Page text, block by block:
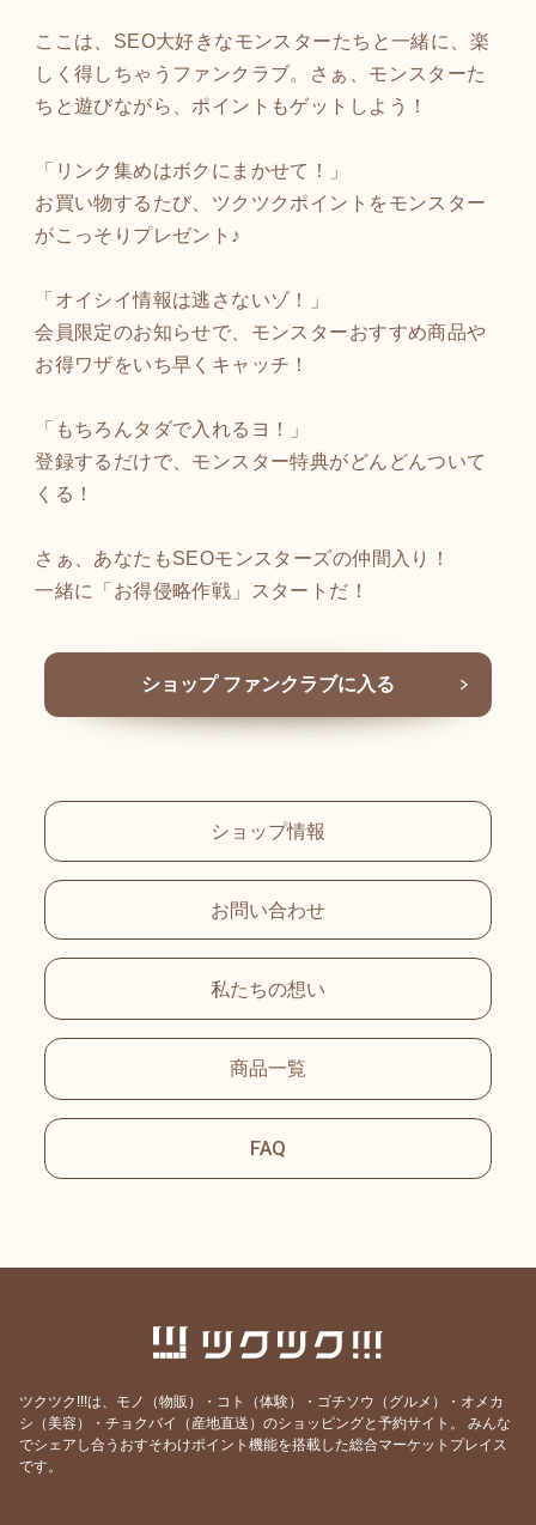
ここは、SEO大好きなモンスターたちと一緒に、楽
しく得しちゃうファンクラブ。さぁ、モンスターた
ちと遊びながら、ポイントもゲットしよう！
「リンク集めはボクにまかせて！」
お買い物するたび、ツクツクポイントをモンスター
がこっそりプレゼント♪
「オイシイ情報は逃さないゾ！」
会員限定のお知らせで、モンスターおすすめ商品や
お得ワザをいち早くキャッチ！
「もちろんタダで入れるヨ！」
登録するだけで、モンスター特典がどんどんついて
くる！
さぁ、あなたもSEOモンスターズの仲間入り！
一緒に「お得侵略作戦」スタートだ！
ショップ ファンクラブに入る
ショップ情報
お問い合わせ
私たちの想い
商品一覧
FAQ
ツクツク!!!は、モノ（物販）・コト（体験）・ゴチソウ（グルメ）・オメカ
シ（美容）・チョクバイ（産地直送）のショッピングと予約サイト。
みんな
でシェアし合うおすそわけポイント機能を搭載した総合マーケットプレイス
です。